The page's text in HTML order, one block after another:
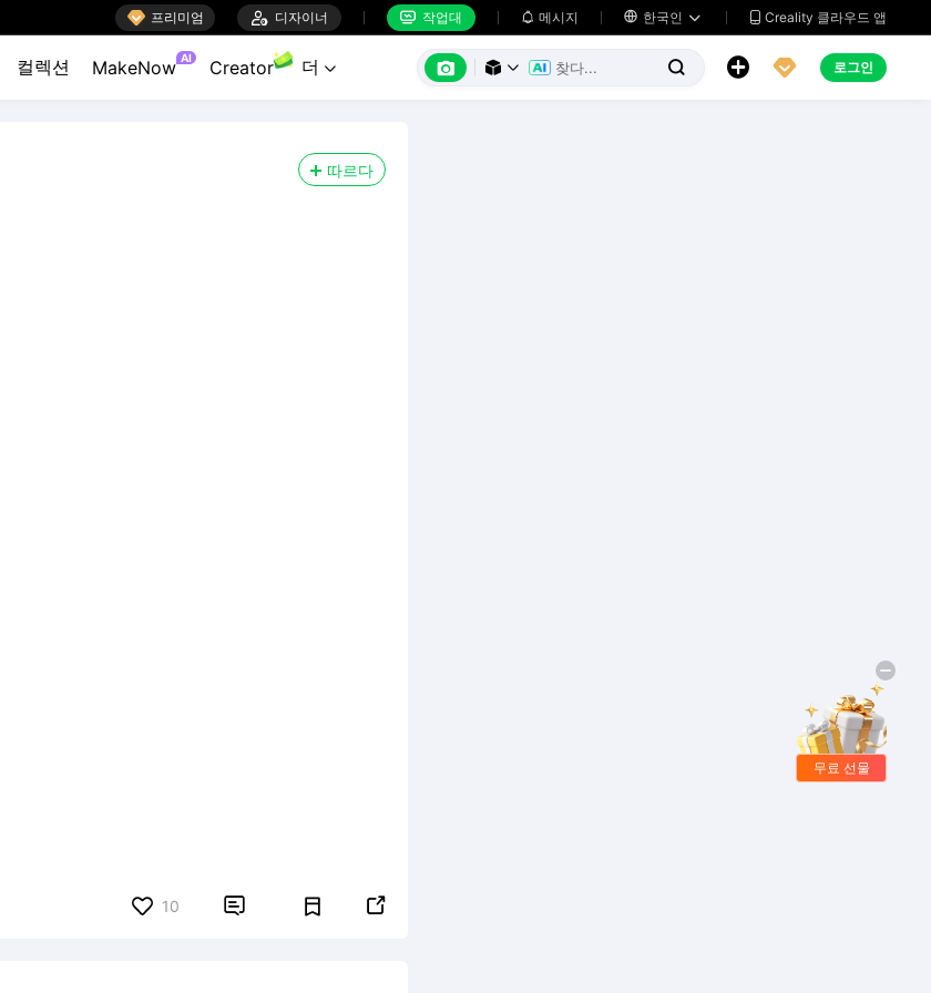
 프리미엄  디자이너  작업대  메시지  한국인   Creality 클라우드 앱
컬렉션 MakeNow AI Creator 더        로그인
따르다
10  
무료 선물